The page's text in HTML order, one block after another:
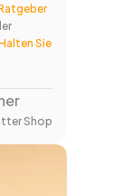
Sie
Shop